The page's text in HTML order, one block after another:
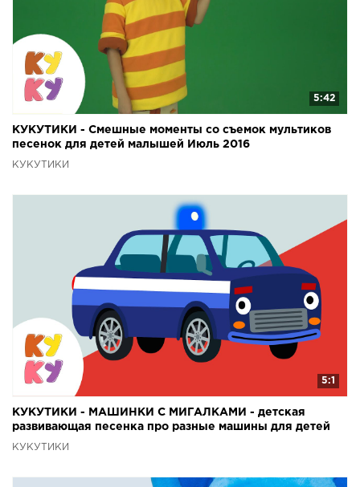
5:42
КУКУТИКИ - Смешные моменты со съемок мультиков
песенок для детей малышей Июль 2016
КУКУТИКИ
5:1
КУКУТИКИ - МАШИНКИ С МИГАЛКАМИ - детская
развивающая песенка про разные машины для детей
КУКУТИКИ